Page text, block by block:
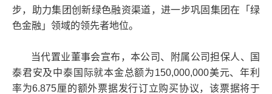
步，助力集团创新绿色融资渠道，进一步巩固集团在「绿
色金融」领域的领先者地位。
当代置业董事会宣布，本公司、附属公司担保人、国
泰君安及中泰国际就本金总额为150,000,000美元、年利
率为6.875厘的额外票据发行订立购买协议，该票据将于